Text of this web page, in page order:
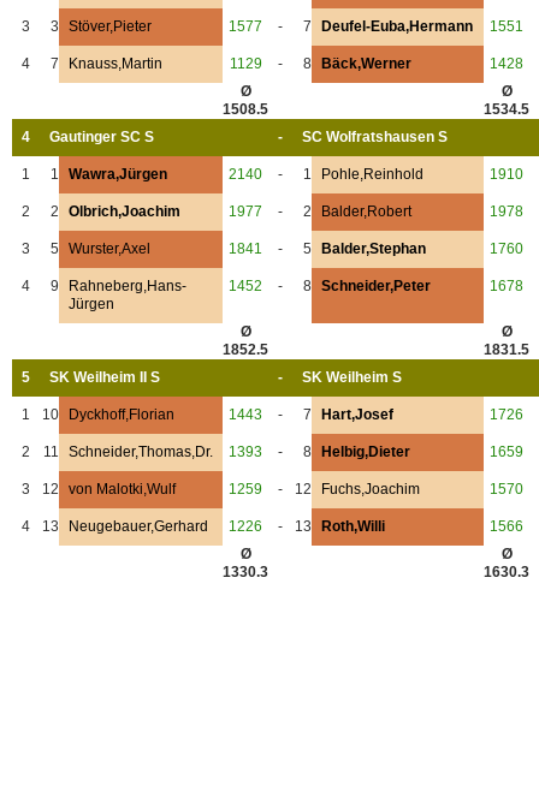
3 3 Stöver,Pieter 1577 - 7 Deufel-Euba,Hermann 1551
4 7 Knauss,Martin 1129 - 8 Bäck,Werner
1428
Ø
1508.5
Ø
1534.5
4
Gautinger SC S - SC Wolfratshausen S
1 1 Wawra,Jürgen 2140 - 1 Pohle,Reinhold 1910
2 2 Olbrich,Joachim 1977 - 2 Balder,Robert 1978
3 5 Wurster,Axel 1841 - 5 Balder,Stephan 1760
4 9
Rahneberg,Hans-
Jürgen
1452 - 8 Schneider,Peter 1678
Ø
1852.5
Ø
1831.5
5
SK Weilheim II S - SK Weilheim S
1 10 Dyckhoff,Florian 1443 - 7 Hart,Josef 1726
2 11 Schneider,Thomas,Dr. 1393 - 8 Helbig,Dieter 1659
3 12 von Malotki,Wulf 1259 - 12 Fuchs,Joachim 1570
4 13 Neugebauer,Gerhard 1226 - 13 Roth,Willi
1566
Ø
1330.3
Ø
1630.3